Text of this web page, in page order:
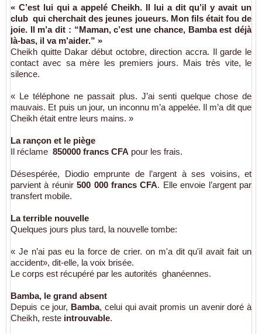
« C’est lui qui a appelé Cheikh. Il lui a dit qu’il y avait un
club qui cherchait des jeunes joueurs. Mon fils était fou de
joie. Il m’a dit : “Maman, c’est une chance, Bamba est déjà
là-bas, il va m’aider.” »
Cheikh quitte Dakar début octobre, direction accra. Il garde le
contact avec sa mère les premiers jours. Mais très vite, le
silence.
« Le téléphone ne passait plus. J’ai senti quelque chose de
mauvais. Et puis un jour, un inconnu m’a appelée. Il m’a dit que
Cheikh était entre leurs mains. »
La rançon et le piège
Il réclame 850000 francs CFA pour les frais.
Désespérée, Diodio emprunte de l’argent à ses voisins, et
parvient à réunir500 000 francs CFA. Elle envoie l’argent par
transfert mobile.
La terrible nouvelle
Quelques jours plus tard, la nouvelle tombe:
« Je n’ai pas eu la force de crier. on m'a dit qu'il avait fait un
accident», dit-elle, la voix brisée.
Le corps est récupéré par les autorités ghanéennes.
Bamba, le grand absent
Depuis ce jour, Bamba, celui qui avait promis un avenir doré à
Cheikh, reste introuvable.